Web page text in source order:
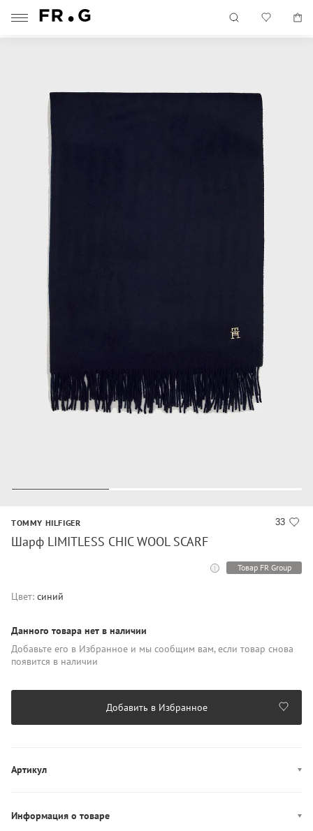
33
TOMMY HILFIGER
Шарф LIMITLESS CHIC WOOL SCARF
Товар FR Group
Цвет: синий
Данного товара нет в наличии
Добавьте его в Избранное и мы сообщим вам, если товар снова
появится в наличии
Добавить в Избранное
Артикул
Информация о товаре